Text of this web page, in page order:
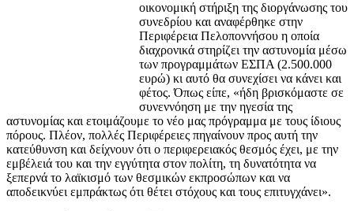
οικονομική στήριξη της διοργάνωσης του
συνεδρίου και αναφέρθηκε στην
Περιφέρεια Πελοποννήσου η οποία
διαχρονικά στηρίζει την αστυνομία μέσω
των προγραμμάτων ΕΣΠΑ (2.500.000
ευρώ) κι αυτό θα συνεχίσει να κάνει και
φέτος. Όπως είπε, «ήδη βρισκόμαστε σε
συνεννόηση με την ηγεσία της
αστυνομίας και ετοιμάζουμε το νέο μας πρόγραμμα με τους ίδιους
πόρους. Πλέον, πολλές Περιφέρειες πηγαίνουν προς αυτή την
κατεύθυνση και δείχνουν ότι ο περιφερειακός θεσμός έχει, με την
εμβέλειά του και την εγγύτητα στον πολίτη, τη δυνατότητα να
ξεπερνά το λαϊκισμό των θεσμικών εκπροσώπων και να
αποδεικνύει εμπράκτως ότι θέτει στόχους και τους επιτυγχάνει».